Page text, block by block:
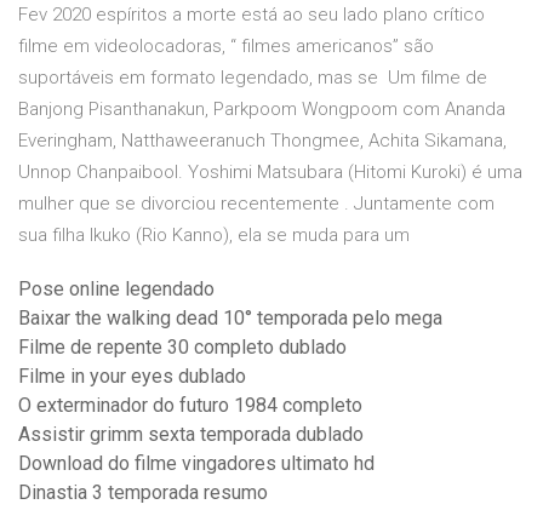
Fev 2020 espíritos a morte está ao seu lado plano crítico
filme em videolocadoras, “ filmes americanos” são
suportáveis em formato legendado, mas se Um filme de
Banjong Pisanthanakun, Parkpoom Wongpoom com Ananda
Everingham, Natthaweeranuch Thongmee, Achita Sikamana,
Unnop Chanpaibool. Yoshimi Matsubara (Hitomi Kuroki) é uma
mulher que se divorciou recentemente . Juntamente com
sua filha Ikuko (Rio Kanno), ela se muda para um
Pose online legendado
Baixar the walking dead 10° temporada pelo mega
Filme de repente 30 completo dublado
Filme in your eyes dublado
O exterminador do futuro 1984 completo
Assistir grimm sexta temporada dublado
Download do filme vingadores ultimato hd
Dinastia 3 temporada resumo